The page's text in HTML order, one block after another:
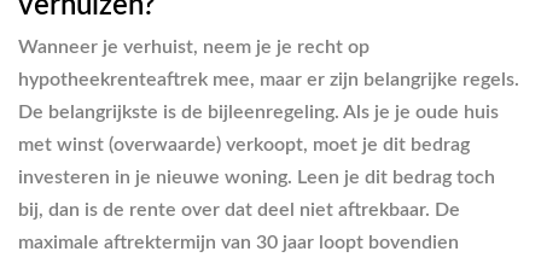
verhuizen?
Wanneer je verhuist, neem je je recht op
hypotheekrenteaftrek mee, maar er zijn belangrijke regels.
De belangrijkste is de bijleenregeling. Als je je oude huis
met winst (overwaarde) verkoopt, moet je dit bedrag
investeren in je nieuwe woning. Leen je dit bedrag toch
bij, dan is de rente over dat deel niet aftrekbaar. De
maximale aftrektermijn van 30 jaar loopt bovendien